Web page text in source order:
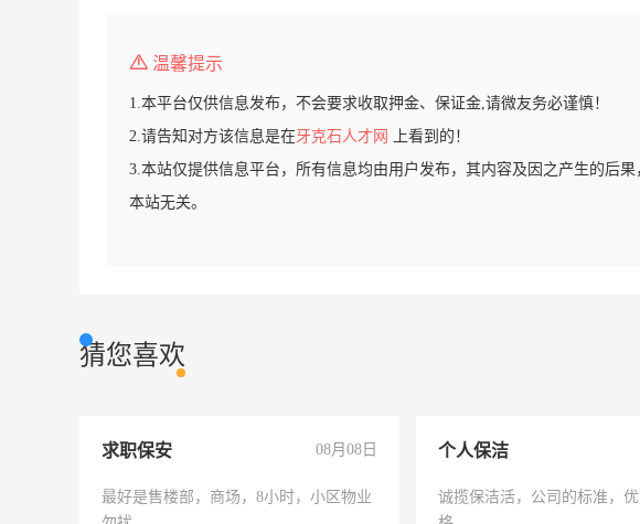
温馨提示
1.本平台仅供信息发布，不会要求收取押金、保证金,请微友务必谨慎！
2.请告知对方该信息是在牙克石人才网
上看到的！
3.本站仅提供信息平台，所有信息均由用户发布，其内容及因之产生的后
本站无关。
猜您喜欢
求职保安 08月08日
最好是售楼部，商场，8小时，小区物业
个人保洁
诚揽保洁活，公司的标准，